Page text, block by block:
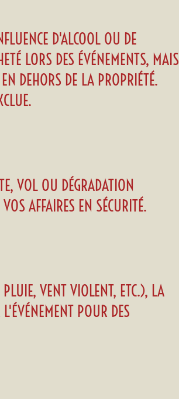
D'ALCOOL OU DE
LORS DES ÉVÉNEMENTS, MAIS
DEHORS DE LA PROPRIÉTÉ.
VOL OU DÉGRADATION
AFFAIRES EN SÉCURITÉ.
VENT VIOLENT, ETC.), LA
POUR DES